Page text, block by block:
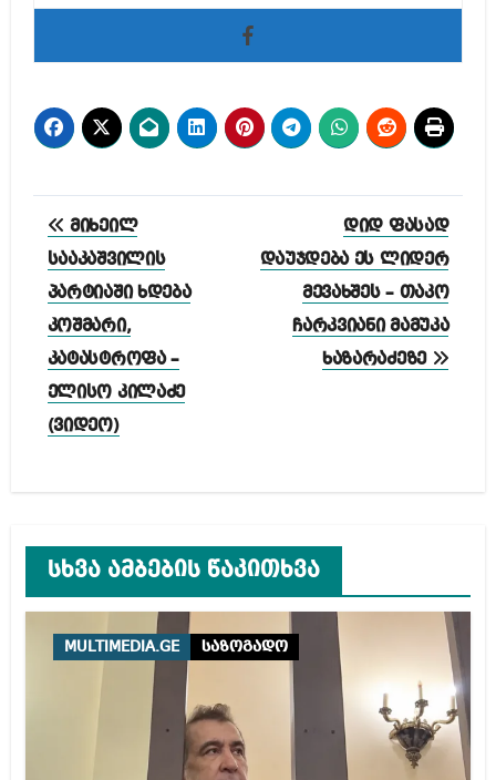
პოსტის
ნავიგაცია
მიხეილ
სააკაშვილის
პარტიაში ხდება
კოშმარი,
კატასტროფა –
ელისო კილაძე
(ვიდეო)
დიდ ფასად
დაუჯდება ეს ლიდერ
მევახშეს – თაკო
ჩარკვიანი მამუკა
ხაზარაძეზე
სხვა ამბების წაკითხვა
MULTIMEDIA.GE საზოგადო